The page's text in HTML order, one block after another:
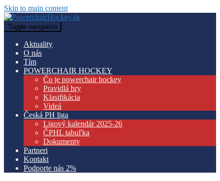
Skip to main content
Toggle navigation
Aktuality
O nás
Tím
POWERCHAIR HOCKEY
Čo je powerchair hockey
Pravidlá hry
Klasifikácia
Videá
Česká PH liga
Ligový kalendár 2025-26
ČPHL tabuľka
Dokumenty
Partneri
Kontakt
Podporte nás 2%